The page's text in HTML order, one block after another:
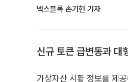
넥스블록 손기현 기자
신규 토큰 급변동과 대
가상자산 시황 정보를 제